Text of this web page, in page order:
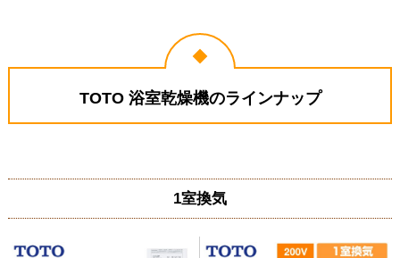
TOTO 浴室乾燥機のラインナップ
1室換気